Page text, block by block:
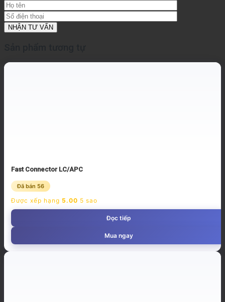
Fast Connector LC/APC
Đã bán 56
Được xếp hạng 5.00 5 sao
Đọc tiếp
Mua ngay